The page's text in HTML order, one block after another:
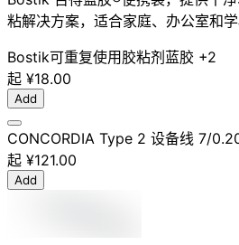
粘解决方案，适合家庭、办公室和学
Bostik可重复使用 胶粘剂 蓝胶 +2
起 ¥18.00
Add
CONCORDIA Type 2 设备线 7/
起 ¥121.00
Add